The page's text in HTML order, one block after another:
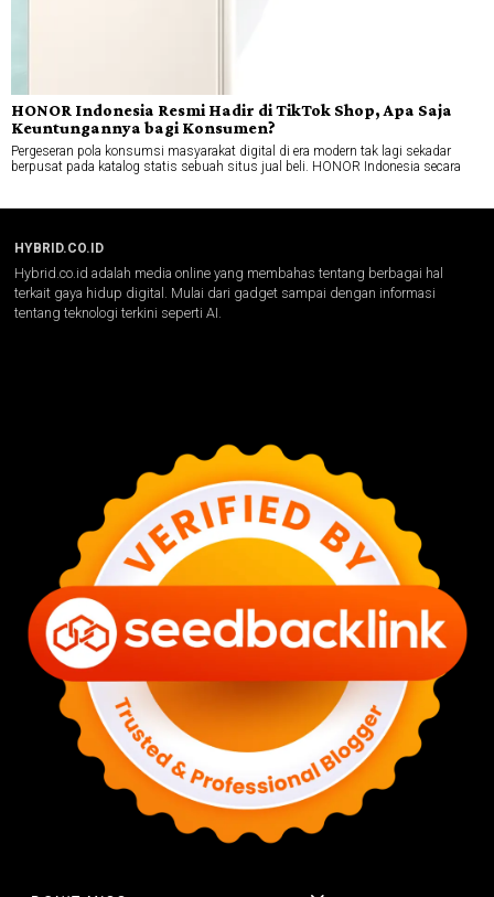
HONOR Indonesia Resmi Hadir di TikTok Shop, Apa Saja
Keuntungannya bagi Konsumen?
Pergeseran pola konsumsi masyarakat digital di era modern tak lagi sekadar
berpusat pada katalog statis sebuah situs jual beli. HONOR Indonesia secara
HYBRID.CO.ID
Hybrid.co.id adalah media online yang membahas tentang berbagai hal
terkait gaya hidup digital. Mulai dari gadget sampai dengan informasi
tentang teknologi terkini seperti AI.